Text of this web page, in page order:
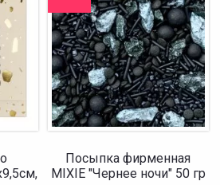
Посыпка фирменная
MIXIE "Чернее ночи" 50 гр